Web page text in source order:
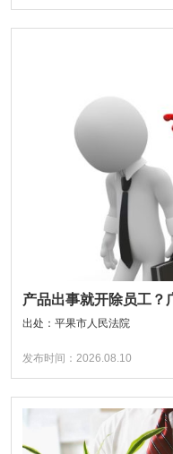
出处：平果市人民法院
发布时间：2026.08.10